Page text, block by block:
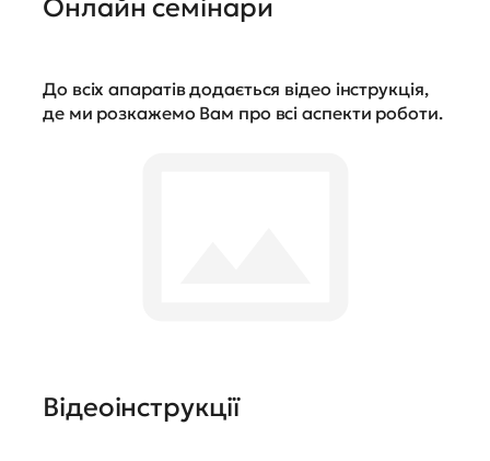
Онлайн семінари
До всіх апаратів додається відео інструкція,
де ми розкажемо Вам про всі аспекти роботи.
Схожі товари